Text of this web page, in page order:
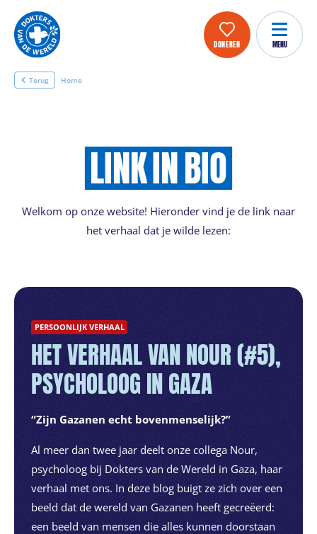
DONEREN MENU
Terug Home
LINKINBIO
Welkom op onze website! Hieronder vind je de link naar
het verhaal dat je wilde lezen:
PERSOONLIJK VERHAAL
HET VERHAAL VAN NOUR (#5),
PSYCHOLOOG IN GAZA
“Zijn Gazanen echt bovenmenselijk?”
Al meer dan twee jaar deelt onze collega Nour,
psycholoog bij Dokters van de Wereld in Gaza, haar
verhaal met ons. In deze blog buigt ze zich over een
beeld dat de wereld van Gazanen heeft gecreëerd:
een beeld van mensen die alles kunnen doorstaan